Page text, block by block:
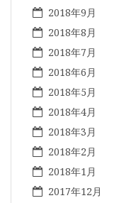
2018年9月
2018年8月
2018年7月
2018年6月
2018年5月
2018年4月
2018年3月
2018年2月
2018年1月
2017年12月